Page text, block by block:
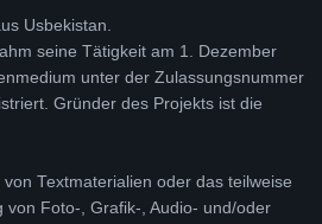
Usbekistan.
seine Tätigkeit am 1. Dezember
unter der Zulassungsnummer
Gründer des Projekts ist die
Textmaterialien oder das teilweise
von Foto-, Grafik-, Audio- und/oder